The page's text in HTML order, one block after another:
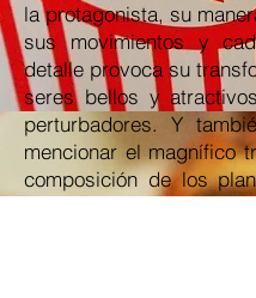
la protagonista, su
sus movimientos y
detalle provoca su
seres bellos y
perturbadores. Y
mencionar el magnífico
composición de los